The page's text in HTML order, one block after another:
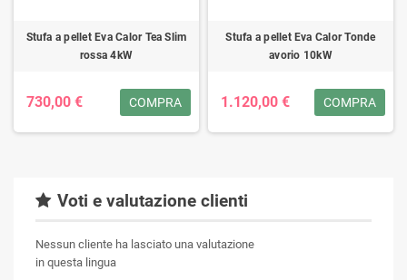
Stufa a pellet Eva Calor Tea Slim
rossa 4kW
730,00 € COMPRA
Stufa a pellet Eva Calor Tonde
avorio 10kW
1.120,00 € COMPRA
Voti e valutazione clienti
Nessun cliente ha lasciato una valutazione
in questa lingua